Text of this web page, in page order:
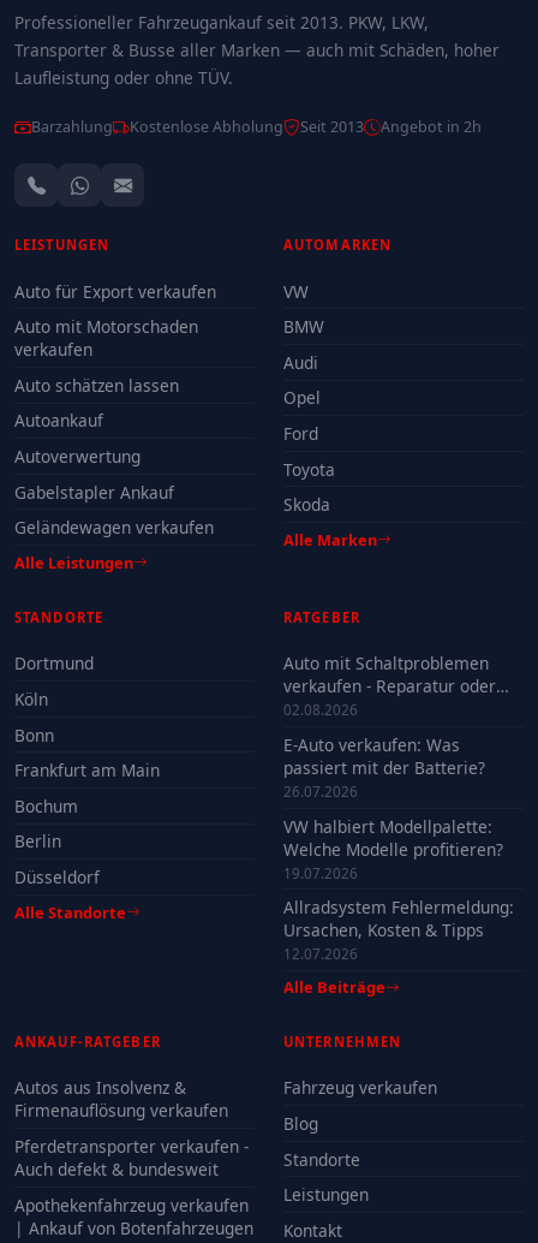
Professioneller Fahrzeugankauf seit 2013. PKW, LKW,
Transporter & Busse aller Marken — auch mit Schäden, hoher
Laufleistung oder ohne TÜV.
Barzahlung Kostenlose Abholung Seit 2013 Angebot in 2h
LEISTUNGEN
Auto für Export verkaufen
Auto mit Motorschaden
verkaufen
Auto schätzen lassen
Autoankauf
Autoverwertung
Gabelstapler Ankauf
Geländewagen verkaufen
Alle Leistungen
AUTOMARKEN
VW
BMW
Audi
Opel
Ford
Toyota
Skoda
Alle Marken
STANDORTE
Dortmund
Köln
Bonn
Frankfurt am Main
Bochum
Berlin
Düsseldorf
Alle Standorte
RATGEBER
Auto mit Schaltproblemen
verkaufen - Reparatur oder
Verkauf?
02.08.2026
E-Auto verkaufen: Was
passiert mit der Batterie?
26.07.2026
VW halbiert Modellpalette:
Welche Modelle profitieren?
19.07.2026
Allradsystem Fehlermeldung:
Ursachen, Kosten & Tipps
12.07.2026
Alle Beiträge
ANKAUF-RATGEBER
Autos aus Insolvenz &
Firmenauflösung verkaufen
Pferdetransporter verkaufen -
Auch defekt & bundesweit
Apothekenfahrzeug verkaufen
| Ankauf von Botenfahrzeugen
UNTERNEHMEN
Fahrzeug verkaufen
Blog
Standorte
Leistungen
Kontakt